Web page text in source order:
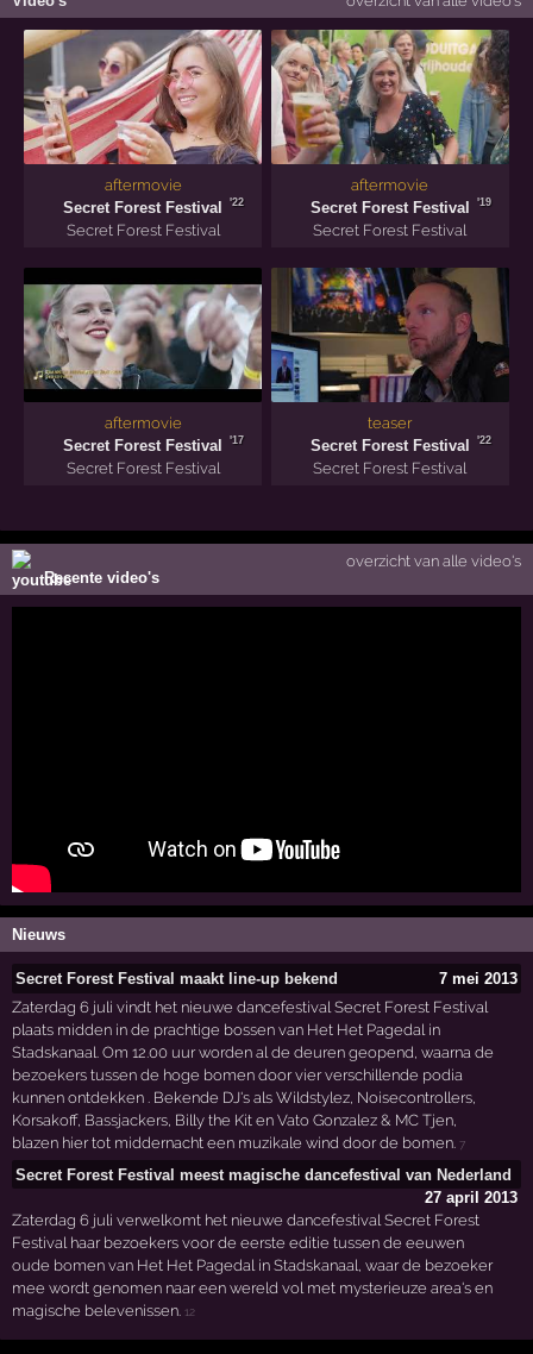
aftermovie
Secret Forest Festival
'22
Secret Forest Festival
aftermovie
Secret Forest Festival
'19
Secret Forest Festival
aftermovie
Secret Forest Festival
'17
Secret Forest Festival
teaser
Secret Forest Festival
'22
Secret Forest Festival
Recente video's
overzicht van alle video's
Nieuws
Secret Forest Festival maakt line-up bekend
7 mei 2013
Zaterdag 6 juli vindt het nieuwe dancefestival Secret Forest Festival
plaats midden in de prachtige bossen van Het Het Pagedal in
Stadskanaal. Om 12.00 uur worden al de deuren geopend, waarna de
bezoekers tussen de hoge bomen door vier verschillende podia
kunnen ontdekken . Bekende DJ's als Wildstylez, Noisecontrollers,
Korsakoff, Bassjackers, Billy the Kit en Vato Gonzalez & MC Tjen,
blazen hier tot middernacht een muzikale wind door de bomen.7
Secret Forest Festival meest magische dancefestival van Nederland
27 april 2013
Zaterdag 6 juli verwelkomt het nieuwe dancefestival Secret Forest
Festival haar bezoekers voor de eerste editie tussen de eeuwen
oude bomen van Het Het Pagedal in Stadskanaal, waar de bezoeker
mee wordt genomen naar een wereld vol met mysterieuze area's en
magische belevenissen.12